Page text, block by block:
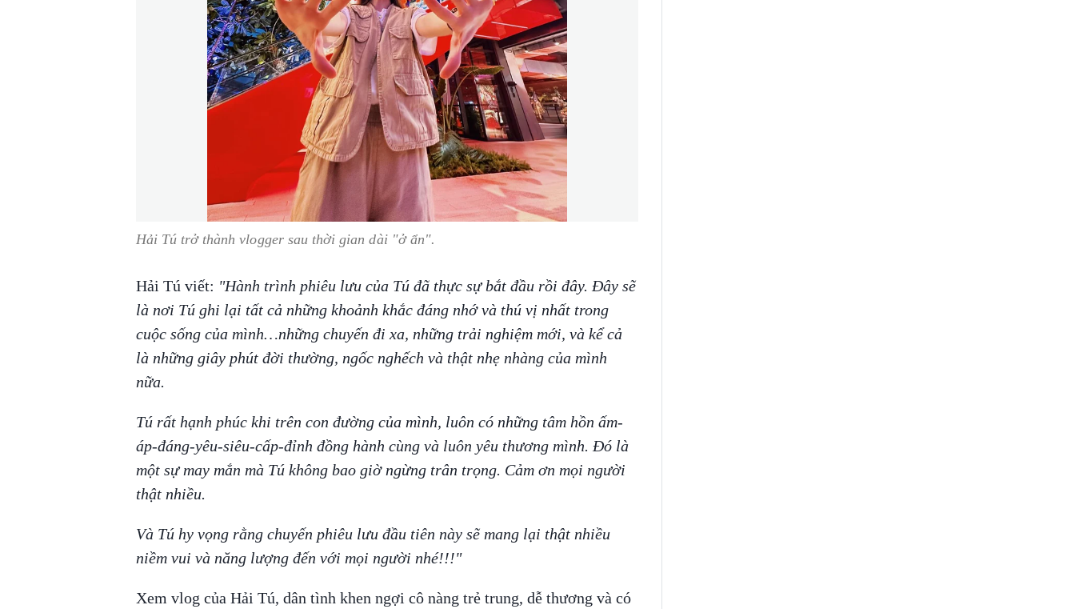
Hải Tú trở thành vlogger sau thời gian dài "ở ẩn".
Hải Tú viết: "Hành trình phiêu lưu của Tú đã thực sự bắt đầu rồi đây. Đây sẽ
là nơi Tú ghi lại tất cả những khoảnh khắc đáng nhớ và thú vị nhất trong
cuộc sống của mình…những chuyến đi xa, những trải nghiệm mới, và kể cả
là những giây phút đời thường, ngốc nghếch và thật nhẹ nhàng của mình
nữa.
Tú rất hạnh phúc khi trên con đường của mình, luôn có những tâm hồn ấm-
áp-đáng-yêu-siêu-cấp-đỉnh đồng hành cùng và luôn yêu thương mình. Đó là
một sự may mắn mà Tú không bao giờ ngừng trân trọng. Cảm ơn mọi người
thật nhiều.
Và Tú hy vọng rằng chuyến phiêu lưu đầu tiên này sẽ mang lại thật nhiều
niềm vui và năng lượng đến với mọi người nhé!!!"
Xem vlog của Hải Tú, dân tình khen ngợi cô nàng trẻ trung, dễ thương và có